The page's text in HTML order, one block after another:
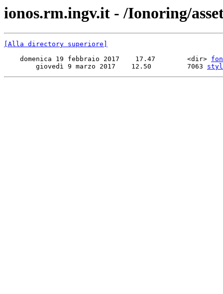
ionos.rm.ingv.it - /Ionoring/
[Alla directory superiore]
    domenica 19 febbraio 2017    17.47        <dir>
        giovedì 9 marzo 2017    12.50         7063